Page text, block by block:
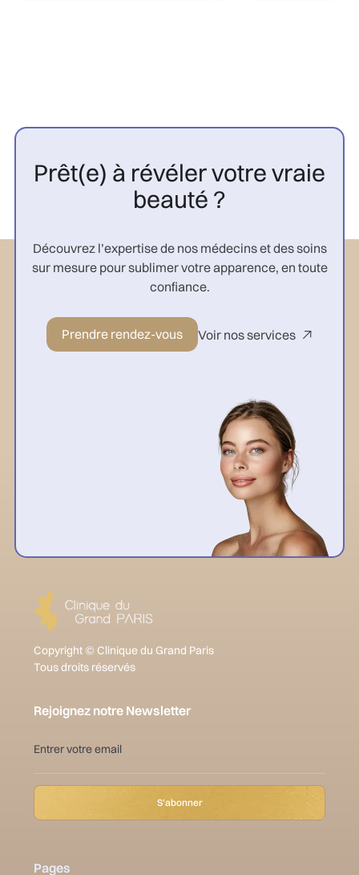
Prêt(e) à révéler votre vraie
beauté ?
Découvrez l’expertise de nos médecins et des soins
sur mesure pour sublimer votre apparence, en toute
confiance.
Prendre rendez-vous Voir nos services 
Copyright © Clinique du Grand Paris
Tous droits réservés
Rejoignez notre Newsletter
Pages